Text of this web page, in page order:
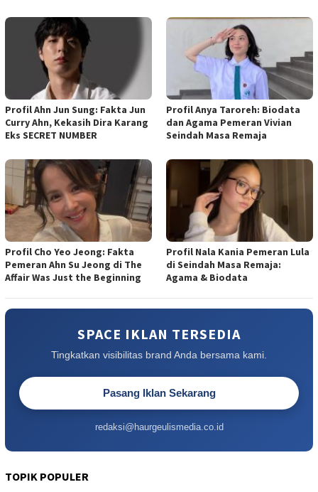
Profil Ahn Jun Sung: Fakta Jun
Curry Ahn, Kekasih Dira Karang
Eks SECRET NUMBER
Profil Anya Taroreh: Biodata
dan Agama Pemeran Vivian
Seindah Masa Remaja
Profil Cho Yeo Jeong: Fakta
Pemeran Ahn Su Jeong di The
Affair Was Just the Beginning
Profil Nala Kania Pemeran Lula
di Seindah Masa Remaja:
Agama & Biodata
SPACE IKLAN TERSEDIA
Tingkatkan visibilitas brand Anda bersama kami.
Pasang Iklan Sekarang
redaksi@haurgeulismedia.co.id
TOPIK POPULER